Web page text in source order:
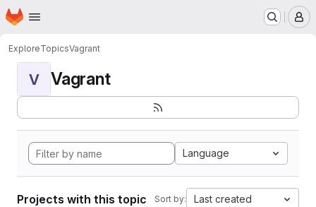
Skip to main content
Homepage
ExploreTopicsVagrant
V Vagrant
Language
Projects with this topic Sort by: Last created